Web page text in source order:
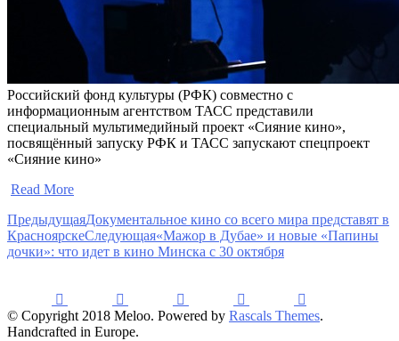
Российский фонд культуры (РФК) совместно с
информационным агентством ТАСС представили
специальный мультимедийный проект «Сияние кино»,
посвящённый запуску РФК и ТАСС запускают спецпроект
«Сияние кино»
Read More
ПредыдущаяДокументальное кино со всего мира представят в
КрасноярскеСледующая«Мажор в Дубае» и новые «Папины
дочки»: что идет в кино Минска с 30 октября
© Copyright 2018 Meloo. Powered by Rascals Themes.
Handcrafted in Europe.